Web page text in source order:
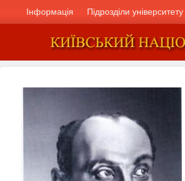
Інформація Підрозділи університету